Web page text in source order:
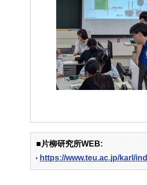
■片柳研究所WEB:
https://www.teu.ac.jp/karl/